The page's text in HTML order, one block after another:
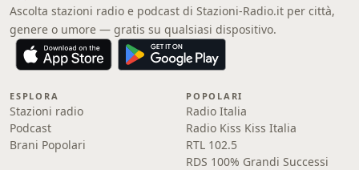
Ascolta stazioni radio e podcast di Stazioni-Radio.it per città,
genere o umore — gratis su qualsiasi dispositivo.
ESPLORA
Stazioni radio
Podcast
Brani Popolari
POPOLARI
Radio Italia
Radio Kiss Kiss Italia
RTL 102.5
RDS 100% Grandi Successi